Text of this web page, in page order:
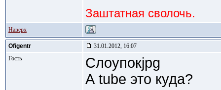
Заштатная сволочь.
Наверх
Ofigentr
31.01.2012, 16:07
Гость
Слоупокjpg
А tube это куда?